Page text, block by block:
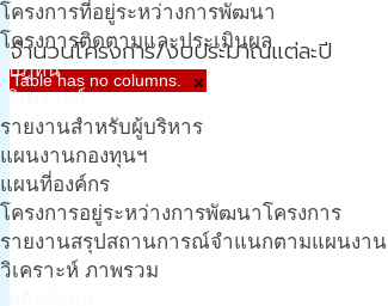
โครงการที่อยู่ระหว่างการพัฒนา
โครงการติดตามและประเมินผล
ปฎิทิน
วิเคราะห์
รายงานสำหรับผู้บริหาร
แผนงานกองทุนฯ
แผนที่องค์กร
โครงการอยู่ระหว่างการพัฒนาโครงการ
รายงานสรุปสถานการณ์จำแนกตามแผนงาน
วิเคราะห์ ภาพรวม
จำนวนโครงการ/งบประมาณแต่ละปี
Table has no columns. ×